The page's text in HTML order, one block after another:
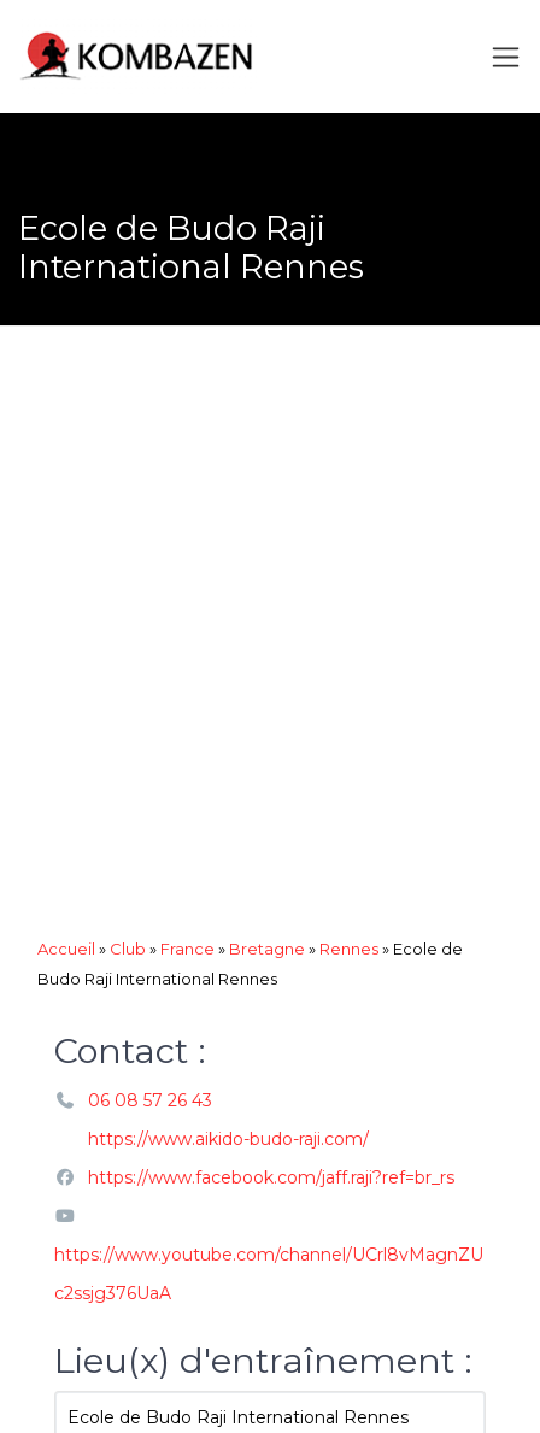
Ecole de Budo Raji
International Rennes
Accueil » Club » France » Bretagne » Rennes» Ecole de
Budo Raji International Rennes
Contact :
06 08 57 26 43
https://www.aikido-budo-raji.com/
https://www.facebook.com/jaff.raji?ref=br_rs
https://www.youtube.com/channel/UCrl8vMagnZU
c2ssjg376UaA
Lieu(x) d'entraînement :
Ecole de Budo Raji International Rennes